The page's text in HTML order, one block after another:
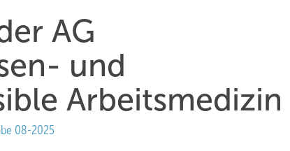
AG
und
Arbeitsmedizin
08-2025